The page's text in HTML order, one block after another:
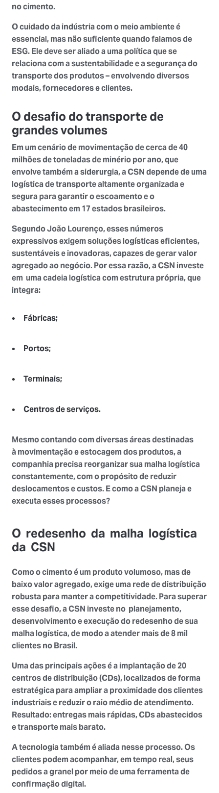
no cimento.
O cuidado da indústria com omeio ambienteé
essencial, mas não suficiente quando falamos de
ESG. Ele deve ser aliado a uma política que se
relaciona com asustentabilidadee a segurança do
transporte dos produtos – envolvendo diversos
modais, fornecedores e clientes.
O desafio do transporte de
grandes volumes
Em um cenário de movimentação de cerca de 40
milhões de toneladas de minério por ano, que
envolve também a siderurgia, a CSN depende de uma
logística de transportealtamente organizada e
segura para garantir o escoamento e o
abastecimento em 17 estados brasileiros.
Segundo João Lourenço, esses números
expressivos exigemsoluções logísticas eficientes,
sustentáveis e inovadoras, capazes de gerar valor
agregado ao negócio. Por essa razão, a CSN investe
em uma cadeia logística comestrutura própria, que
integra:
Fábricas;
Portos;
Terminais;
Centros de serviços.
Mesmo contando com diversas áreas destinadas
à movimentação e estocagem dos produtos, a
companhia precisa reorganizar sua malha logística
constantemente, com o propósito dereduzir
deslocamentos e custos. E como a CSN planeja e
executa esses processos?
O redesenho da malha logística
da CSN
Como o cimento é um produto volumoso, mas de
baixo valor agregado, exige uma rede de distribuição
robusta para manter a competitividade. Para superar
esse desafio, a CSN investe no planejamento,
desenvolvimento e execução doredesenho de sua
malha logística, de modo a atender mais de 8 mil
clientes no Brasil.
Uma das principais ações é a implantação de 20
centros de distribuição (CDs), localizados de forma
estratégica para ampliar a proximidade dos clientes
industriais e reduzir o raio médio de atendimento.
Resultado: entregas mais rápidas, CDs abastecidos
e transporte mais barato.
A tecnologia também é aliada nesse processo. Os
clientes podem acompanhar, em tempo real, seus
pedidos a granel por meio de uma ferramenta de
confirmação digital.